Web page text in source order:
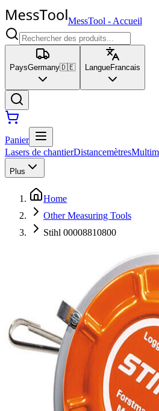
MessTool - Accueil
PaysGermany🇩🇪 LangueFrancais
Panier
Lasers de chantierDistancemètres
Plus
Home
Other Measuring Tools
Stihl 00008810800